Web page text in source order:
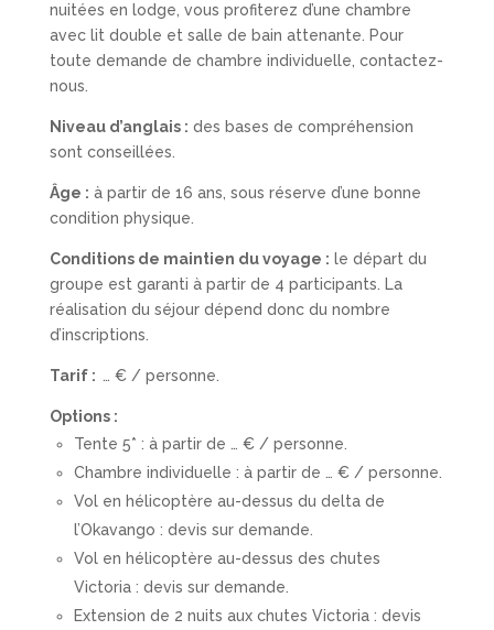
nuitées en lodge, vous profiterez d’une chambre
avec lit double et salle de bain attenante. Pour
toute demande de chambre individuelle, contactez-
nous.
Niveau d’anglais : des bases de compréhension
sont conseillées.
Âge : à partir de 16 ans, sous réserve d’une bonne
condition physique.
Conditions de maintien du voyage : le départ du
groupe est garanti à partir de 4 participants. La
réalisation du séjour dépend donc du nombre
d’inscriptions.
Tarif : … € / personne.
Options :
Tente 5* : à partir de … € / personne.
Chambre individuelle : à partir de … € / personne.
Vol en hélicoptère au-dessus du delta de
l’Okavango : devis sur demande.
Vol en hélicoptère au-dessus des chutes
Victoria : devis sur demande.
Extension de 2 nuits aux chutes Victoria : devis